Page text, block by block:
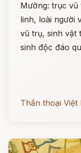
Mường: trục
linh, loài người
vũ trụ, sinh vật
sinh độc đáo
Thần thoại Việt